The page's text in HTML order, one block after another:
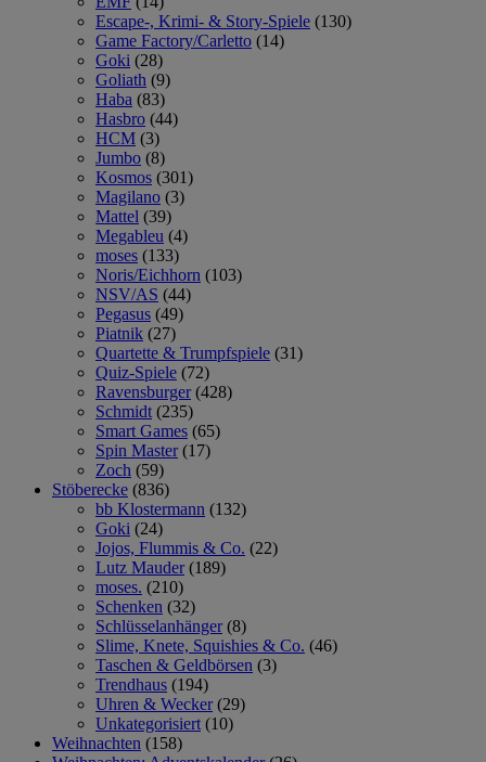
Escape-, Krimi- & Story-Spiele (130)
Game Factory/Carletto (14)
Goki (28)
Goliath (9)
Haba (83)
Hasbro (44)
HCM (3)
Jumbo (8)
Kosmos (301)
Magilano (3)
Mattel (39)
Megableu (4)
moses (133)
Noris/Eichhorn (103)
NSV/AS (44)
Pegasus (49)
Piatnik (27)
Quartette & Trumpfspiele (31)
Quiz-Spiele (72)
Ravensburger (428)
Schmidt (235)
Smart Games (65)
Spin Master (17)
Zoch (59)
Stöberecke (836)
bb Klostermann (132)
Goki (24)
Jojos, Flummis & Co. (22)
Lutz Mauder (189)
moses. (210)
Schenken (32)
Schlüsselanhänger (8)
Slime, Knete, Squishies & Co. (46)
Taschen & Geldbörsen (3)
Trendhaus (194)
Uhren & Wecker (29)
Unkategorisiert (10)
Weihnachten (158)